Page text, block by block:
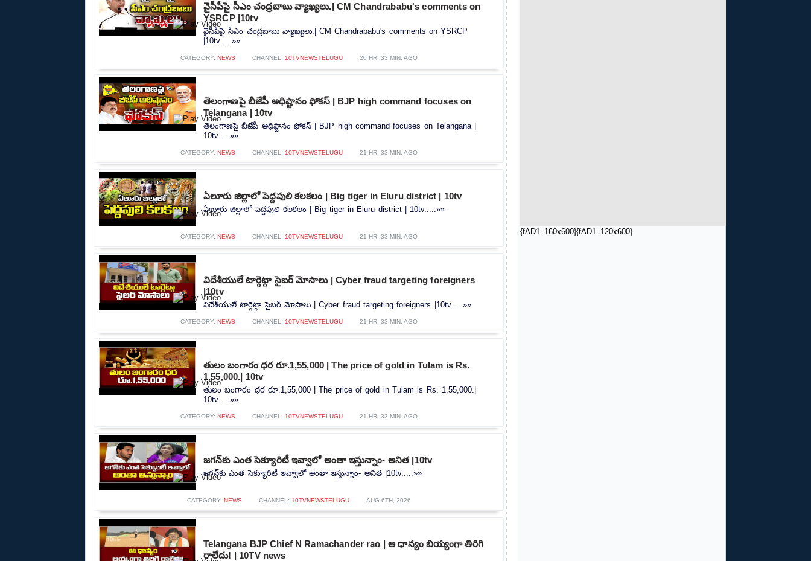
{fAD1_160x600}{fAD1_120x600}
వైసీపీపై సీఎం చంద్రబాబు వ్యాఖ్యలు.| CM Chandrababu's comments on
YSRCP |10tv
వైసీపీపై సీఎం చంద్రబాబు వ్యాఖ్యలు.| CM Chandrababu's comments on YSRCP
|10tv.....»»
CATEGORY: NEWS CHANNEL: 10TVNEWSTELUGU 20 HR. 33 MIN. AGO
తెలంగాణపై బీజేపీ అధిష్టానం ఫోకస్ | BJP high command focuses on
Telangana | 10tv
తెలంగాణపై బీజేపీ అధిష్టానం ఫోకస్ | BJP high command focuses on Telangana |
10tv.....»»
CATEGORY: NEWS CHANNEL: 10TVNEWSTELUGU 21 HR. 33 MIN. AGO
ఏలూరు జిల్లాలో పెద్దపులి కలకలం | Big tiger in Eluru district | 10tv
ఏలూరు జిల్లాలో పెద్దపులి కలకలం | Big tiger in Eluru district | 10tv.....»»
CATEGORY: NEWS CHANNEL: 10TVNEWSTELUGU 21 HR. 33 MIN. AGO
విదేశీయులే టార్గెట్గా సైబర్ మోసాలు | Cyber ​​fraud targeting foreigners
|10tv
విదేశీయులే టార్గెట్గా సైబర్ మోసాలు | Cyber ​​fraud targeting foreigners |10tv.....»»
CATEGORY: NEWS CHANNEL: 10TVNEWSTELUGU 21 HR. 33 MIN. AGO
తులం బంగారం ధర రూ.1,55,000 | The price of gold in Tulam is Rs.
1,55,000.| 10tv
తులం బంగారం ధర రూ.1,55,000 | The price of gold in Tulam is Rs. 1,55,000.|
10tv.....»»
CATEGORY: NEWS CHANNEL: 10TVNEWSTELUGU 21 HR. 33 MIN. AGO
జగన్‌కు ఎంత సెక్యూరిటీ ఇవ్వాలో అంతా ఇస్తున్నాం- అనిత |10tv
జగన్‌కు ఎంత సెక్యూరిటీ ఇవ్వాలో అంతా ఇస్తున్నాం- అనిత |10tv.....»»
CATEGORY: NEWS CHANNEL: 10TVNEWSTELUGU AUG 6TH, 2026
Telangana BJP Chief N Ramachander rao | ఆ ధాన్యం బియ్యంగా తిరిగి
రాలేదు! | 10TV news